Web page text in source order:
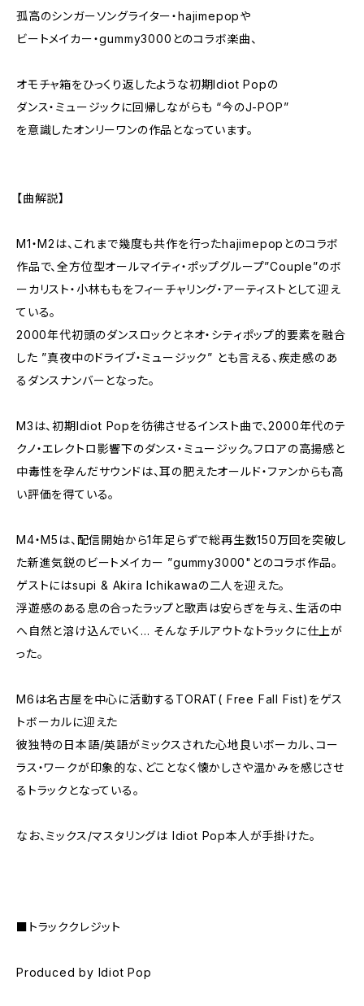
孤高のシンガーソングライター・hajimepopや
ビートメイカー・gummy3000とのコラボ楽曲、
オモチャ箱をひっくり返したような初期Idiot Popの
ダンス・ミュージックに回帰しながらも “今のJ-POP”
を意識したオンリーワンの作品となっています。
【曲解説】
M1・M2は、これまで幾度も共作を行ったhajimepopとのコラボ
作品で、全方位型オールマイティ・ポップグループ”Couple”のボ
ーカリスト・小林ももをフィーチャリング・アーティストとして迎え
ている。
2000年代初頭のダンスロックとネオ・シティポップ的要素を融合
した ”真夜中のドライブ・ミュージック” とも言える、疾走感のあ
るダンスナンバーとなった。
M3は、初期Idiot Popを彷彿させるインスト曲で、2000年代のテ
クノ・エレクトロ影響下のダンス・ミュージック。フロアの高揚感と
中毒性を孕んだサウンドは、耳の肥えたオールド・ファンからも高
い評価を得ている。
M4・M5は、配信開始から1年足らずで総再生数150万回を突破し
た新進気鋭のビートメイカー ”gummy3000"とのコラボ作品。
ゲストにはsupi & Akira Ichikawaの二人を迎えた。
浮遊感のある息の合ったラップと歌声は安らぎを与え、生活の中
へ自然と溶け込んでいく… そんなチルアウトなトラックに仕上が
った。
M6は名古屋を中心に活動するTORAT( Free Fall Fist)をゲス
トボーカルに迎えた
彼独特の日本語/英語がミックスされた心地良いボーカル、コー
ラス・ワークが印象的な、どことなく懐かしさや温かみを感じさせ
るトラックとなっている。
なお、ミックス/マスタリングは Idiot Pop本人が手掛けた。
■トラッククレジット
Produced by Idiot Pop